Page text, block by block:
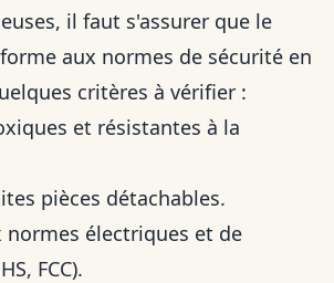
il faut s'assurer que le
aux normes de sécurité en
critères à vérifier :
et résistantes à la
pièces détachables.
normes électriques et de
FCC).